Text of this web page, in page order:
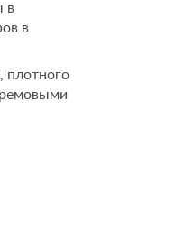
в
в
плотного